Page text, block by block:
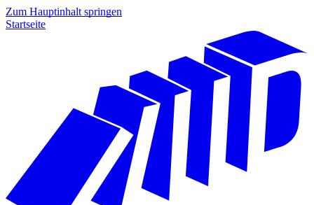
Zum Hauptinhalt springen
Startseite